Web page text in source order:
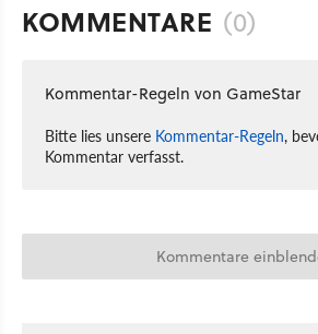
KOMMENTARE (0)
Kommentar-Regeln von GameStar
Bitte lies unsere Kommentar-Regeln,
Kommentar verfasst.
Kommentare